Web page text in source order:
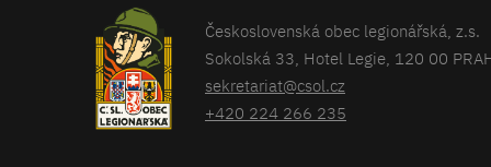
Československá obec legionářská, z.s.
Sokolská 33, Hotel Legie, 120 00
sekretariat@csol.cz
+420 224 266 235